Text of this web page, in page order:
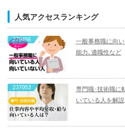
人気アクセスランキング
279456
一般事務職に向
能力､適職性など
237053
専門職･技術職に
いている人を解説